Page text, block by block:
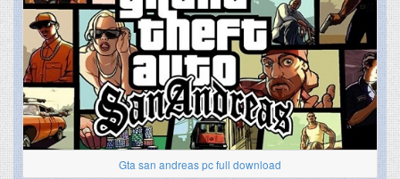
Gta san andreas pc full download